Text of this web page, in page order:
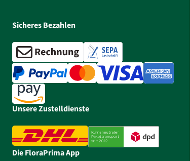
Sicheres Bezahlen
Unsere Zustelldienste
Die FloraPrima App